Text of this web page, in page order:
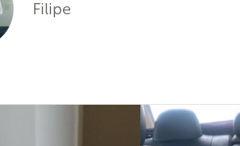
Filipe